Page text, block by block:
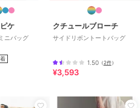
ケ
ニバッグ
クチュールブローチ
サイドリボントートバッグ
1.50（2件）
¥3,593